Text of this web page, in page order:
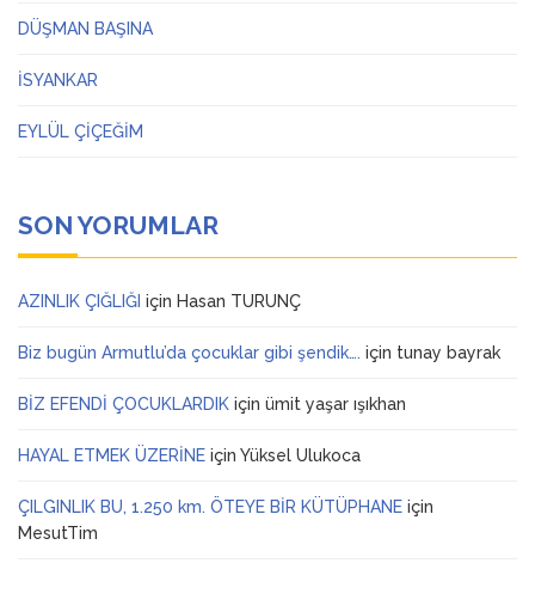
DÜŞMAN BAŞINA
İSYANKAR
EYLÜL ÇİÇEĞİM
SON YORUMLAR
AZINLIK ÇIĞLIĞI için Hasan TURUNÇ
Biz bugün Armutlu’da çocuklar gibi şendik…. için tunay bayrak
BİZ EFENDİ ÇOCUKLARDIK için ümit yaşar ışıkhan
HAYAL ETMEK ÜZERİNE için Yüksel Ulukoca
ÇILGINLIK BU, 1.250 km. ÖTEYE BİR KÜTÜPHANE için
MesutTim